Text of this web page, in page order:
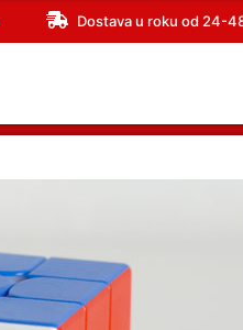
Dostava u roku od 24-